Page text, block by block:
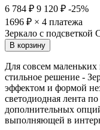
6 784 ₽ 9 120 ₽ -25%
1696 ₽ × 4 платежа
Зеркало с подсветкой
В корзину
Для совсем
стильное решение -
эффектом и формой
светодиодная лента
дополнительных
выполняющей в